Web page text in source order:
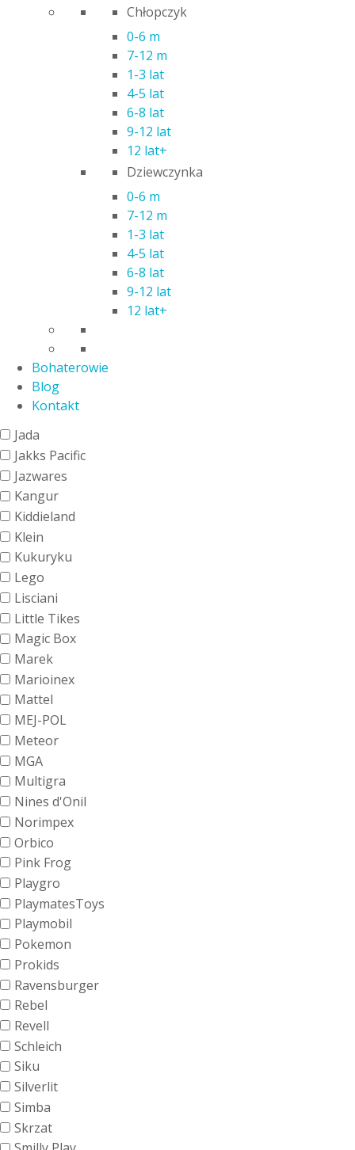
Chłopczyk
0-6 m
7-12 m
1-3 lat
4-5 lat
6-8 lat
9-12 lat
12 lat+
Dziewczynka
0-6 m
7-12 m
1-3 lat
4-5 lat
6-8 lat
9-12 lat
12 lat+
Bohaterowie
Blog
Kontakt
Geomagworld SA
Granna
Hasbro
IMC Toys
Inny
IUVI
Jada
Jakks Pacific
Jazwares
Kangur
Kiddieland
Klein
Kukuryku
Lego
Lisciani
Little Tikes
Magic Box
Marek
Marioinex
Mattel
MEJ-POL
Meteor
MGA
Multigra
Nines d'Onil
Norimpex
Orbico
Pink Frog
Playgro
PlaymatesToys
Playmobil
Pokemon
Prokids
Ravensburger
Rebel
Revell
Schleich
Siku
Silverlit
Simba
Skrzat